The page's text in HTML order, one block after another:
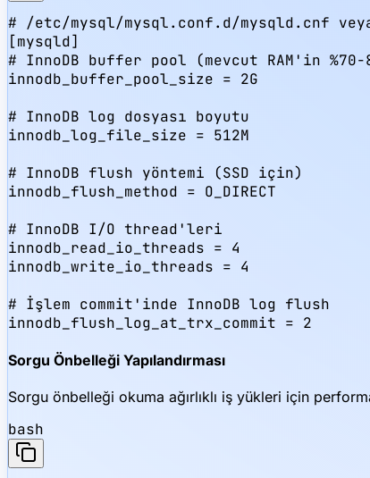
# /etc/mysql/mysql.conf.d/mysqld.cnf
[mysqld]
# InnoDB buffer pool (mevcut RAM'in
innodb_buffer_pool_size = 2G
# InnoDB log dosyası boyutu
innodb_log_file_size = 512M
# InnoDB flush yöntemi (SSD için)
innodb_flush_method = O_DIRECT
# InnoDB I/O thread'leri
innodb_read_io_threads = 4
innodb_write_io_threads = 4
# İşlem commit'inde InnoDB log flush
innodb_flush_log_at_trx_commit = 2
Sorgu Önbelleği Yapılandırması
Sorgu önbelleği okuma ağırlıklı iş yükleri için
bash